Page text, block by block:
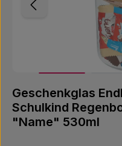
Geschenkglas
Schulkind
"Name" 530ml